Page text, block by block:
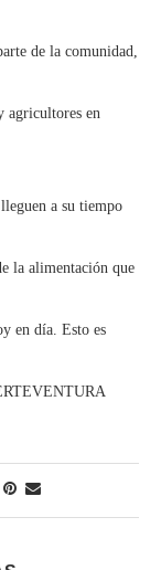
de la comunidad,
agricultores en
a su tiempo
la alimentación que
en día. Esto es